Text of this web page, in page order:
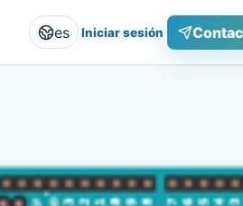
es Iniciar sesión